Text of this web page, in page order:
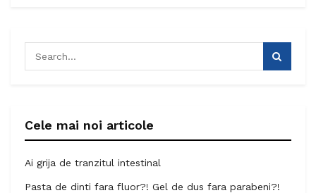
Cele mai noi articole
Ai grija de tranzitul intestinal
Pasta de dinti fara fluor?! Gel de dus fara parabeni?!